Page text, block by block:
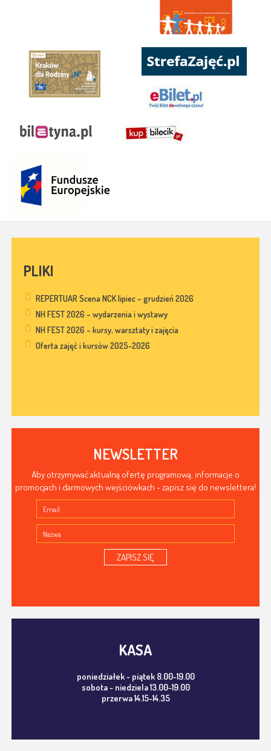
PLIKI
REPERTUAR Scena NCK lipiec – grudzień 2026
NH FEST 2026 – wydarzenia i wystawy
NH FEST 2026 – kursy, warsztaty i zajęcia
Oferta zajęć i kursów 2025-2026
NEWSLETTER
Aby otrzymywać aktualną ofertę programową, informacje o
promocjach i darmowych wejściówkach - zapisz się do newslettera!
ZAPISZ SIĘ
KASA
poniedziałek - piątek 8.00-19.00
sobota - niedziela 13.00-19.00
przerwa 14.15-14.35